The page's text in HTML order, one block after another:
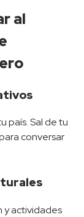
al
país. Sal de tu
conversar
y actividades